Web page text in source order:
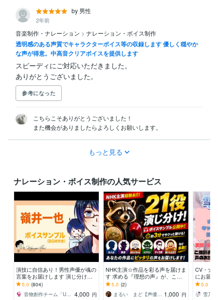
by 男性
2年前
音楽制作・ナレーション > ナレーション・ボイス制作
透明感のある声質でキャラクターボイス等の収録します 優しく穏やか
な声が得意。中高音クリアボイスを提供します
スピーディにご対応いただきました。
ありがとうございました。
参考になった
こちらこそありがとうございました！
また機会がありましたらよろしくお願いします。
もっと見る
ナレーション・ボイス制作の人気サービス
演技に自信あり！男性声優が魂の
言葉をお届けします 演じ分け可
能！ナレーションもハイクオリテ
ィでお応えします！
5.0 (804)
音物創作チーム「UMEX」 4,000 円
NHK主演☆作品を彩る声を届けま
す 求める『理想の声』が、この
中に必ずあります。
5.0 (2)
まるい まど【声優・ナレーター】 1,000 円
CV・ナ
にお届
ク、【
5.0
雪乃